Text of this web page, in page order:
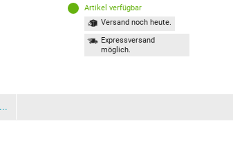
Artikel verfügbar
Versand noch heute.
Expressversand
möglich.
...